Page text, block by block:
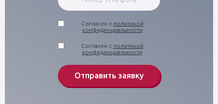
Согласен с политикой
конфиденциальности
Согласен с политикой
конфиденциальности
Отправить заявку